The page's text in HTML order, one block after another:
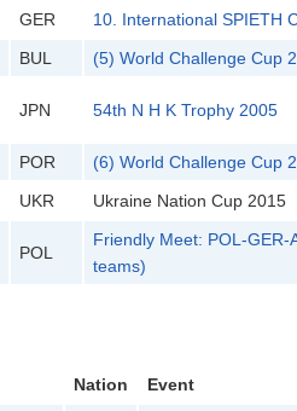
GER
10. International SPIETH
BUL (5) World Challenge Cup
JPN 54th N H K Trophy 2005
POR
(6) World Challenge Cup
UKR Ukraine Nation Cup 2015
POL
Friendly Meet: POL-GER-
teams)
Nation Event